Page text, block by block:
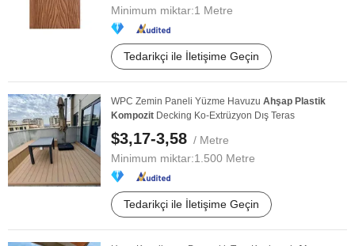
Minimum miktar:1 Metre
Tedarikçi ile İletişime Geçin
WPC Zemin Paneli Yüzme Havuzu Ahşap Plastik
Kompozit Decking Ko-Extrüzyon Dış Teras
$3,17-3,58 / Metre
Minimum miktar:1.500 Metre
Tedarikçi ile İletişime Geçin